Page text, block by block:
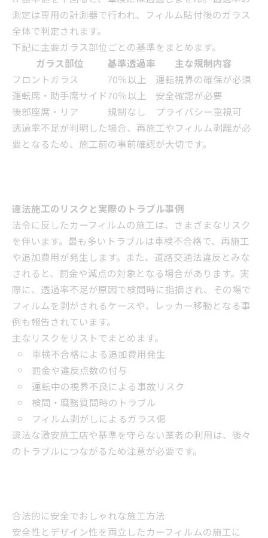
測定は専用の計測器で行われ、フィルム貼付後のガラス
全体で判定されます。
下記に主要ガラス部位ごとの基準をまとめます。
ガラス部位
基準透過率
主な規制内容
フロントガラス
70％以上
運転視界の確保が必須
運転席・助手席サイド70％以上
安全確認が必要
後部座席・リア
規制なし
プライバシー重視可
透過率不足が判明した場合、再施工やフィルム剥離が必
要となるため、施工前の事前確認が大切です。
違法施工のリスクと実際のトラブル事例
法令に反したカーフィルムの施工は、さまざまなリスク
を伴います。最も多いトラブルは車検不合格で、再施工
や追加費用が発生します。また、道路交通法違反とみな
されると、罰金や減点の対象となる場合があります。実
際に、透過率不足が原因で検問時に指摘され、その場で
フィルムを剥がされるケースや、レッカー移動となる事
例も報告されています。
主なリスクをリストでまとめます。
車検不合格による追加費用発生
罰金や違反点数の付与
運転中の視界不良による事故リスク
検問・職務質問時のトラブル
フィルム剥がしによるガラス傷
違法な激安施工店や基準を守らない業者の利用は、後々
のトラブルにつながるため注意が必要です。
合法的に安全でおしゃれな施工方法
安全性とデザイン性を両立したカーフィルムの施工に